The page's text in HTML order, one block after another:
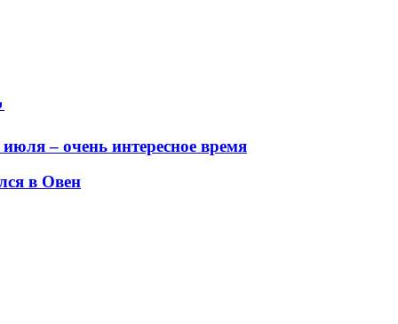
– очень интересное время
в Овен